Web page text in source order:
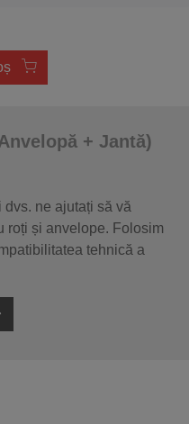
+ Jantă)
ne ajutați să vă
roți și anvelope. Folosim
tehnică a